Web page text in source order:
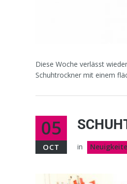
Diese Woche verlässt
Schuhtrockner mit einem
05
OCT in